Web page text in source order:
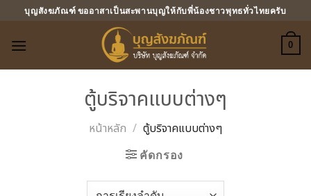
บุญสังฆภัณฑ์ ขออาสาเป็นสะพานบุญให้กับพี่น้องชาวพุทธทั่วไทยครับ
0
ตู้บริจาคแบบต่างๆ
หน้าหลัก / ตู้บริจาคแบบต่างๆ
คัดกรอง